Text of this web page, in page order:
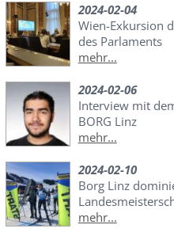
2024-02-04
Wien-Exkursion
des Parlaments
mehr...
2024-02-06
Interview mit
BORG Linz
mehr...
2024-02-10
Borg Linz
mehr...